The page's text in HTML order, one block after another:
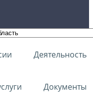
Деятельность
Документы